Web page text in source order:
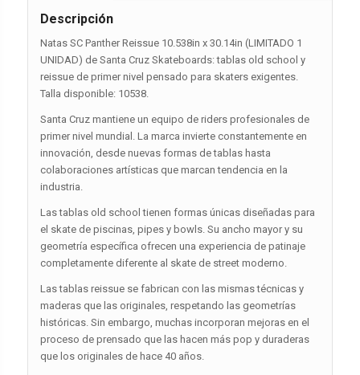
Descripción
Natas SC Panther Reissue 10.538in x 30.14in (LIMITADO 1
UNIDAD) de Santa Cruz Skateboards: tablas old school y
reissue de primer nivel pensado para skaters exigentes.
Talla disponible: 10538.
Santa Cruz mantiene un equipo de riders profesionales de
primer nivel mundial. La marca invierte constantemente en
innovación, desde nuevas formas de tablas hasta
colaboraciones artísticas que marcan tendencia en la
industria.
Las tablas old school tienen formas únicas diseñadas para
el skate de piscinas, pipes y bowls. Su ancho mayor y su
geometría específica ofrecen una experiencia de patinaje
completamente diferente al skate de street moderno.
Las tablas reissue se fabrican con las mismas técnicas y
maderas que las originales, respetando las geometrías
históricas. Sin embargo, muchas incorporan mejoras en el
proceso de prensado que las hacen más pop y duraderas
que los originales de hace 40 años.